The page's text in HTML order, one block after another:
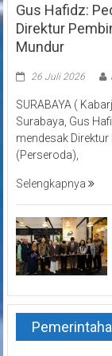
Gus Hafidz:
Direktur
Mundur
26 Juli 2026
SURABAYA (
Surabaya, Gus
mendesak
(Perseroda),
Selengkapnya